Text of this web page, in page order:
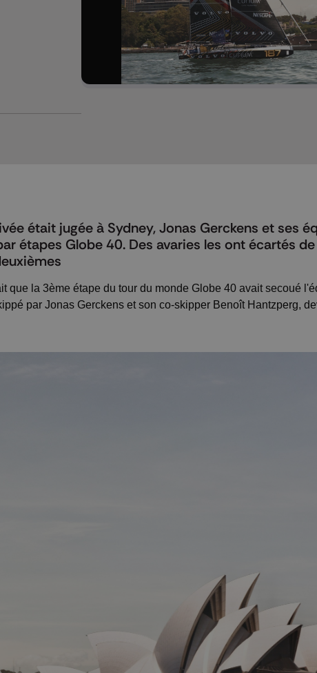
était jugée à Sydney, Jonas Gerckens et ses
étapes Globe 40. Des avaries les ont écartés
que la 3ème étape du tour du monde Globe 40 avait secoué
par Jonas Gerckens et son co-skipper Benoît Hantzperg,